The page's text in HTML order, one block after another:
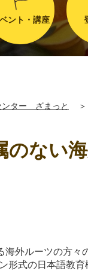
ント・講座
ンター ざまっと ＞
のない
海外ルーツの方々
形式の日本語教